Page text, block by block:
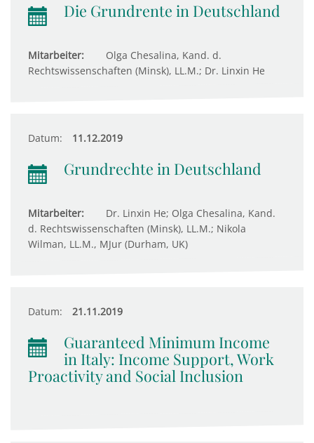
Die Grundrente in Deutschland
Mitarbeiter:
Olga Chesalina, Kand. d.
Rechtswissenschaften (Minsk), LL.M.; Dr. Linxin He
Datum: 11.12.2019
Grundrechte in Deutschland
Mitarbeiter:
Dr. Linxin He; Olga Chesalina, Kand.
d. Rechtswissenschaften (Minsk), LL.M.; Nikola
Wilman, LL.M., MJur (Durham, UK)
Datum: 21.11.2019
Guaranteed Minimum Income
in Italy: Income Support, Work
Proactivity and Social Inclusion